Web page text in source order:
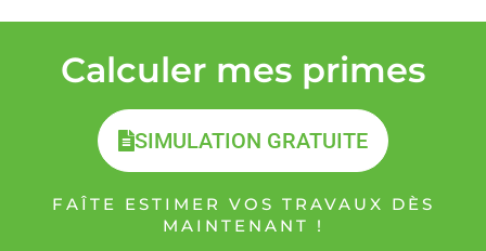
Calculer mes primes
SIMULATION GRATUITE
FAÎTE ESTIMER VOS TRAVAUX DÈS
MAINTENANT !